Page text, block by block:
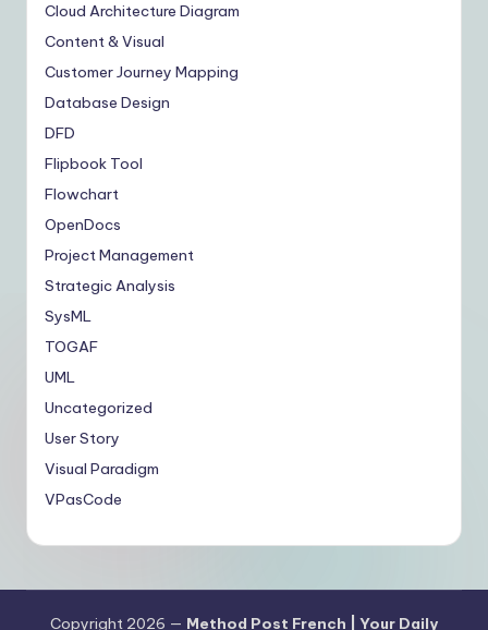
Cloud Architecture Diagram
Content & Visual
Customer Journey Mapping
Database Design
DFD
Flipbook Tool
Flowchart
OpenDocs
Project Management
Strategic Analysis
SysML
TOGAF
UML
Uncategorized
User Story
Visual Paradigm
VPasCode
Copyright 2026 — Method Post French | Your Daily